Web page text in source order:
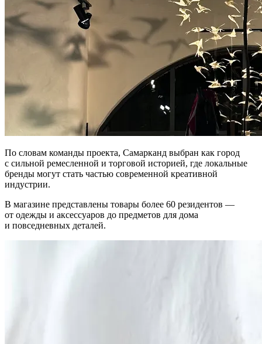
По словам команды проекта, Самарканд выбран как город
с сильной ремесленной и торговой историей, где локальные
бренды могут стать частью современной креативной
индустрии.
В магазине представлены товары более 60 резидентов —
от одежды и аксессуаров до предметов для дома
и повседневных деталей.